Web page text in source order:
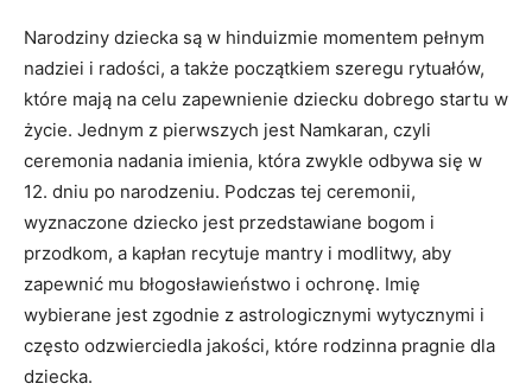
Narodziny dziecka są w hinduizmie momentem pełnym
nadziei i radości, a także początkiem szeregu rytuałów,
które mają na celu zapewnienie dziecku dobrego startu w
życie. Jednym z pierwszych jest Namkaran, czyli
ceremonia nadania imienia, która zwykle odbywa się w
12. dniu po narodzeniu. Podczas tej ceremonii,
wyznaczone dziecko jest przedstawiane bogom i
przodkom, a kapłan recytuje mantry i modlitwy, aby
zapewnić mu błogosławieństwo i ochronę. Imię
wybierane jest zgodnie z astrologicznymi wytycznymi i
często odzwierciedla jakości, które rodzinna pragnie dla
dziecka.